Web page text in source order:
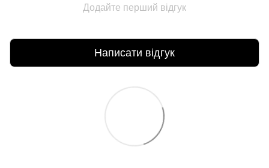
Додайте перший відгук
Написати відгук